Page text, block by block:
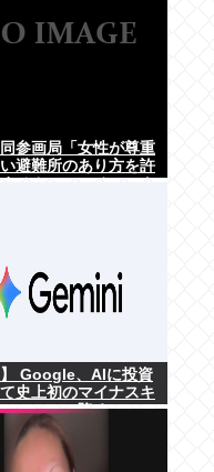
参画局「女性が尊重
避難所のあり方を許
】 Google、AIに投資
史上初のマイナスキ
フローに陥る